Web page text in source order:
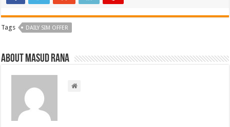
Tags DAILY SIM OFFER
About Masud Rana